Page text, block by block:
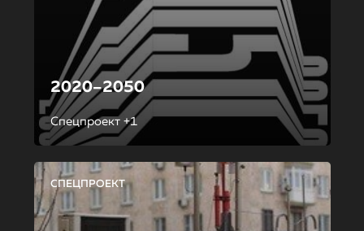
2020–2050
Спецпроект +1
СПЕЦПРОЕКТ